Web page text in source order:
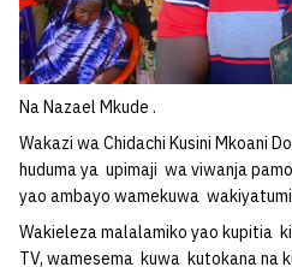
Na Nazael Mkude .
Wakazi wa Chidachi Kusini Mkoani
huduma ya upimaji wa viwanja
yao ambayo wamekuwa
Wakieleza malalamiko yao kupitia
TV, wamesema kuwa kutokana na